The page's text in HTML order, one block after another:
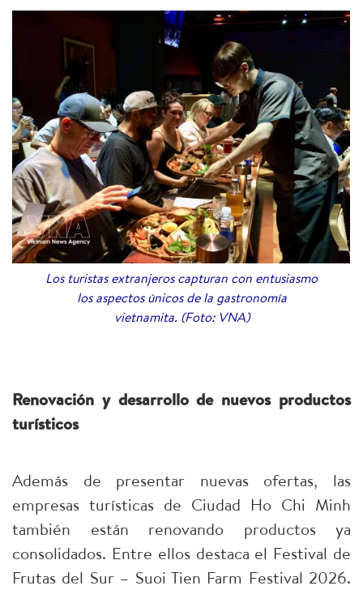
Los turistas extranjeros capturan con entusiasmo
los aspectos únicos de la gastronomía
vietnamita. (Foto: VNA)
Renovación y desarrollo de nuevos productos
turísticos
Además de presentar nuevas ofertas, las
empresas turísticas de Ciudad Ho Chi Minh
también están renovando productos ya
consolidados. Entre ellos destaca el Festival de
Frutas del Sur – Suoi Tien Farm Festival 2026.